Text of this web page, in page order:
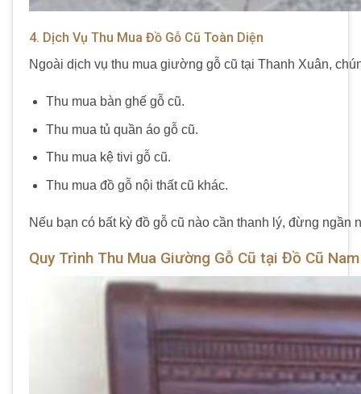
4. Dịch Vụ Thu Mua Đồ Gỗ Cũ Toàn Diện
Ngoài dịch vụ thu mua giường gỗ cũ tại Thanh Xuân,
Thu mua bàn ghế gỗ cũ.
Thu mua tủ quần áo gỗ cũ.
Thu mua kệ tivi gỗ cũ.
Thu mua đồ gỗ nội thất cũ khác.
Nếu bạn có bất kỳ đồ gỗ cũ nào cần thanh lý, đừng ngần
Quy Trình Thu Mua Giường Gỗ Cũ tại Đồ Cũ